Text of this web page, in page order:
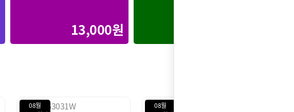
13,000원
08월
08월